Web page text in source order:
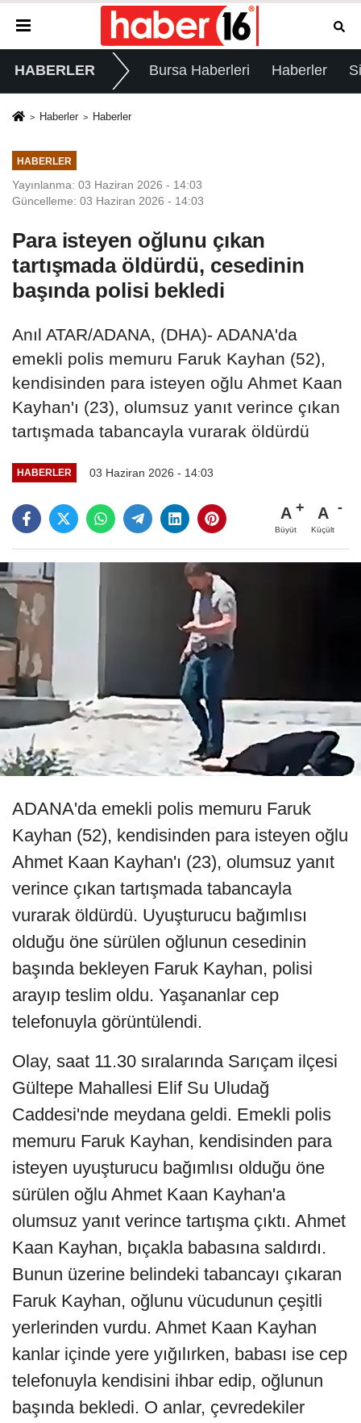
HABERLER Bursa Haberleri Haberler
Haberler Haberler
HABERLER
Yayınlanma: 03 Haziran 2026 - 14:03
Güncelleme: 03 Haziran 2026 - 14:03
Para isteyen oğlunu çıkan
tartışmada öldürdü, cesedinin
başında polisi bekledi
Anıl ATAR/ADANA, (DHA)- ADANA'da
emekli polis memuru Faruk Kayhan (52),
kendisinden para isteyen oğlu Ahmet Kaan
Kayhan'ı (23), olumsuz yanıt verince çıkan
tartışmada tabancayla vurarak öldürdü
HABERLER 03 Haziran 2026 - 14:03
A
Büyüt
A
Küçült
ADANA'da emekli polis memuru Faruk
Kayhan (52), kendisinden para isteyen oğlu
Ahmet Kaan Kayhan'ı (23), olumsuz yanıt
verince çıkan tartışmada tabancayla
vurarak öldürdü. Uyuşturucu bağımlısı
olduğu öne sürülen oğlunun cesedinin
başında bekleyen Faruk Kayhan, polisi
arayıp teslim oldu. Yaşananlar cep
telefonuyla görüntülendi.
Olay, saat 11.30 sıralarında Sarıçam ilçesi
Gültepe Mahallesi Elif Su Uludağ
Caddesi'nde meydana geldi. Emekli polis
memuru Faruk Kayhan, kendisinden para
isteyen uyuşturucu bağımlısı olduğu öne
sürülen oğlu Ahmet Kaan Kayhan'a
olumsuz yanıt verince tartışma çıktı. Ahmet
Kaan Kayhan, bıçakla babasına saldırdı.
Bunun üzerine belindeki tabancayı çıkaran
Faruk Kayhan, oğlunu vücudunun çeşitli
yerlerinden vurdu. Ahmet Kaan Kayhan
kanlar içinde yere yığılırken, babası ise cep
telefonuyla kendisini ihbar edip, oğlunun
başında bekledi. O anlar, çevredekiler